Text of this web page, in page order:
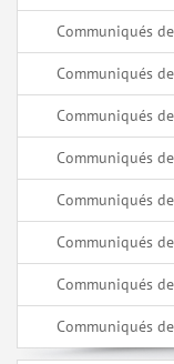
Communiqués
Communiqués
Communiqués
Communiqués
Communiqués
Communiqués
Communiqués
Communiqués